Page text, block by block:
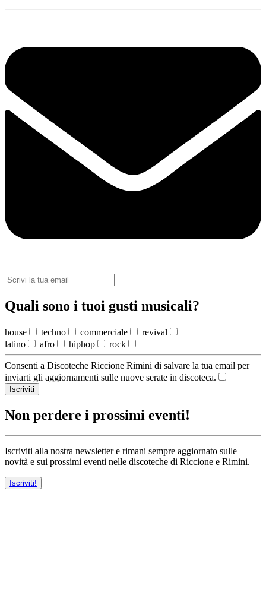
Quali sono i tuoi gusti musicali?
house techno commerciale
revival
latino
afro hiphop rock
Consenti a Discoteche Riccione Rimini di salvare la tua email per
inviarti gli aggiornamenti sulle nuove serate in discoteca.
Iscriviti
Non perdere i prossimi eventi!
Iscriviti alla nostra newsletter e rimani sempre aggiornato sulle
novità e sui prossimi eventi nelle discoteche di Riccione e Rimini.
Iscriviti!